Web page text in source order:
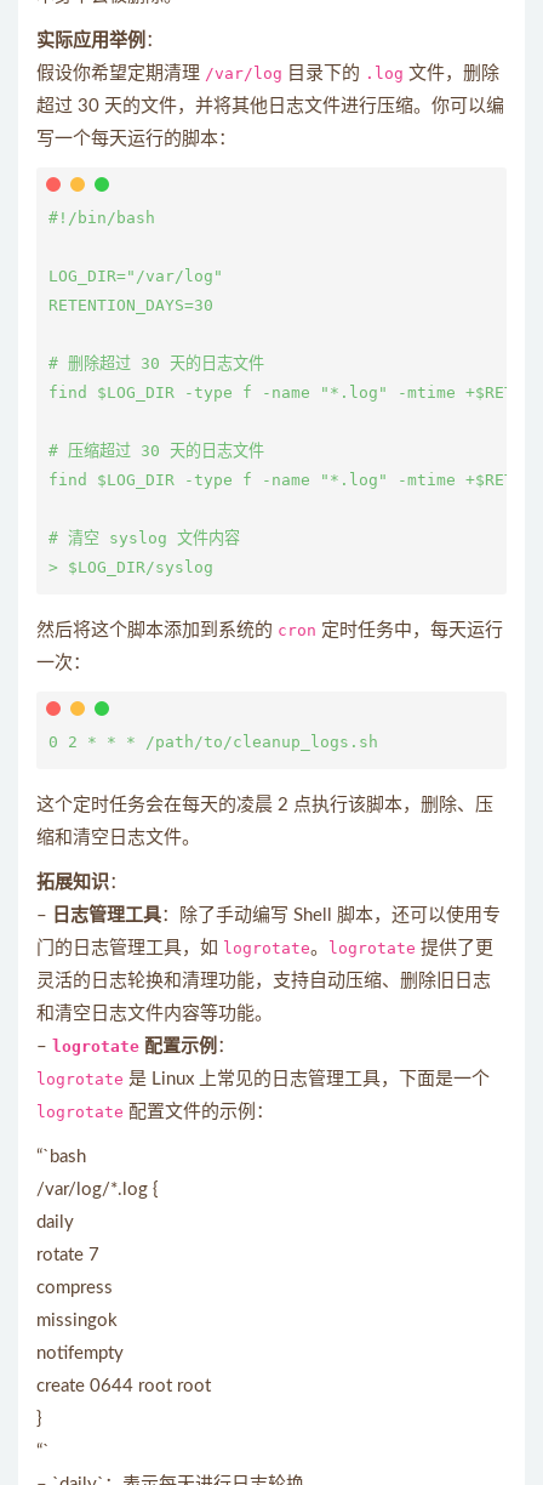
实际应用举例 ：
假设你希望定期清理 /var/log 目录下的 .log 文件，删除
超过 30 天的文件，并将其他日志文件进行压缩。你可以编
写一个每天运行的脚本：
#!/bin/bash
LOG_DIR="/var/log"
RETENTION_DAYS=30
# 删除超过 30 天的日志文件
find $LOG_DIR -type f -name "*.log" -mtime
# 压缩超过 30 天的日志文件
find $LOG_DIR -type f -name "*.log" -mtime
# 清空 syslog 文件内容
然后将这个脚本添加到系统的 cron 定时任务中，每天运行
一次：
这个定时任务会在每天的凌晨 2 点执行该脚本，删除、压
缩和清空日志文件。
拓展知识：
– 日志管理工具：除了手动编写 Shell 脚本，还可以使用专
门的日志管理工具，如 logrotate。 logrotate 提供了更
灵活的日志轮换和清理功能，支持自动压缩、删除旧日志
和清空日志文件内容等功能。
– logrotate 配置示例 ：
logrotate 是 Linux 上常见的日志管理工具，下面是一个
logrotate 配置文件的示例：
“`bash
/var/log/*.log {
daily
rotate 7
compress
missingok
notifempty
create 0644 root root
}
“`